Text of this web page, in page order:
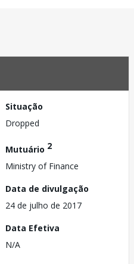
Situação
Dropped
Mutuário 2
Ministry of Finance
Data de divulgação
24 de julho de 2017
Data Efetiva
N/A